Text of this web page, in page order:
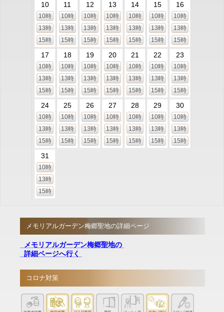
10
10時
13時
15時
11
10時
13時
15時
12
10時
13時
15時
13
10時
13時
15時
14
10時
13時
15時
15
10時
13時
15時
16
10時
13時
15時
17
10時
13時
15時
18
10時
13時
15時
19
10時
13時
15時
20
10時
13時
15時
21
10時
13時
15時
22
10時
13時
15時
23
10時
13時
15時
24
10時
13時
15時
25
10時
13時
15時
26
10時
13時
15時
27
10時
13時
15時
28
10時
13時
15時
29
10時
13時
15時
30
10時
13時
15時
31
10時
13時
15時
メモリアルガーデン梅郷聖地の詳細ページ
メモリアルガーデン梅郷聖地の
詳細ページへ行く
コロナ対策